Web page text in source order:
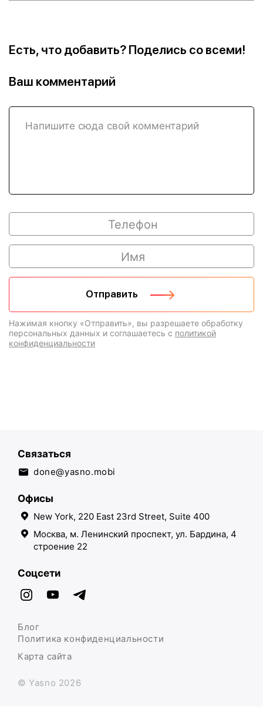
Есть, что добавить? Поделись со всеми!
Ваш комментарий
Нажимая кнопку «Отправить», вы разрешаете обработку
персональных данных и соглашаетесь с политикой
конфиденциальности
Связаться
done@yasno.mobi
Офисы
New York, 220 East 23rd Street, Suite 400
Москва, м. Ленинский проспект, ул. Бардина, 4
строение 22
Соцсети
© Yasno 2026
Политика конфиденциальности
Карта сайта
Блог